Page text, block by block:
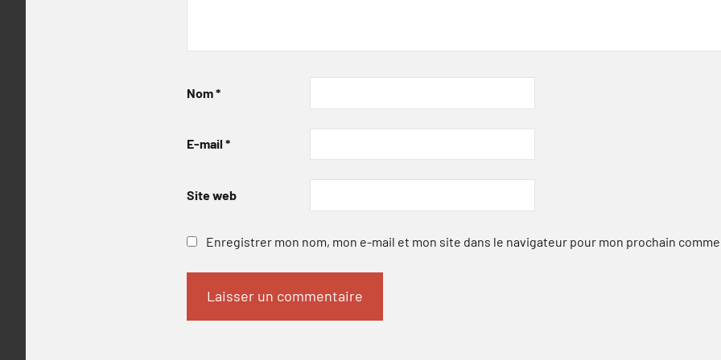
Nom*
E-mail *
Site web
Enregistrer mon nom, mon e-mail et mon site dans le navigateur pour mon prochain